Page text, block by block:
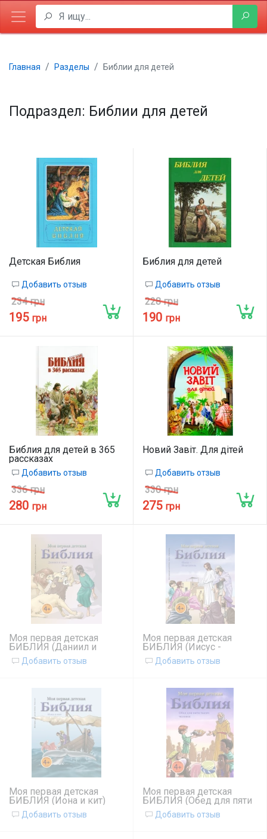
Главная Разделы Библии для детей
Подраздел: Библии для детей
Детская Библия
Добавить отзыв
234 грн
195 грн
Библия для детей
Добавить отзыв
228 грн
190 грн
Библия для детей в 365
рассказах
Добавить отзыв
336 грн
280 грн
Новий Завіт. Для дітей
Добавить отзыв
330 грн
275 грн
Моя первая детская
БИБЛИЯ (Даниил и
львы)
Добавить отзыв
Моя первая детская
БИБЛИЯ (Иисус -
Исцелитель)
Добавить отзыв
Моя первая детская
БИБЛИЯ (Иона и кит)
Добавить отзыв
Моя первая детская
БИБЛИЯ (Обед для пяти
тысяч человек)
Добавить отзыв